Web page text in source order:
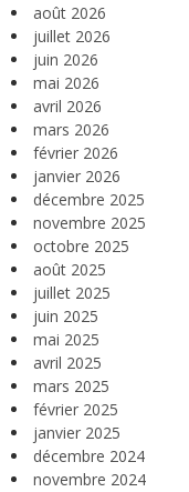
août 2026
juillet 2026
juin 2026
mai 2026
avril 2026
mars 2026
février 2026
janvier 2026
décembre 2025
novembre 2025
octobre 2025
août 2025
juillet 2025
juin 2025
mai 2025
avril 2025
mars 2025
février 2025
janvier 2025
décembre 2024
novembre 2024